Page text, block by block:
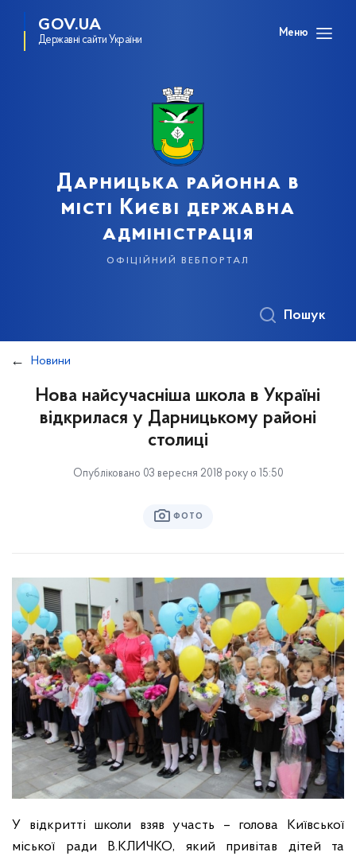
GOV.UA
Державні сайти України
Меню
Дарницька районна в
місті Києві державна
адміністрація
офіційний вебпортал
Пошук
Новини
Нова найсучасніша школа в Україні
відкрилася у Дарницькому районі
столиці
Опубліковано 03 вересня 2018 року о 15:50
ФОТО
У відкритті школи взяв участь – голова Київської
міської ради В.КЛИЧКО, який привітав дітей та